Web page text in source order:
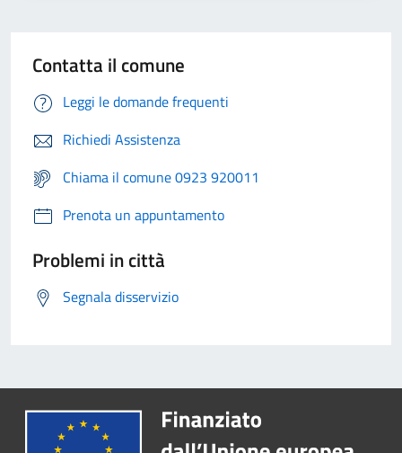
Contatta il comune
Leggi le domande frequenti
Richiedi Assistenza
Chiama il comune 0923 920011
Prenota un appuntamento
Problemi in città
Segnala disservizio